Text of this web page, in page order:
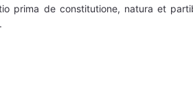
prima de constitutione, natura et